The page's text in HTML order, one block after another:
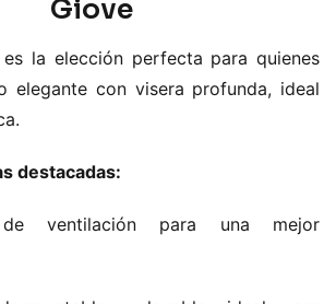
Giove
la elección perfecta para quienes
elegante con visera profunda, ideal
destacadas:
ventilación para una mejor